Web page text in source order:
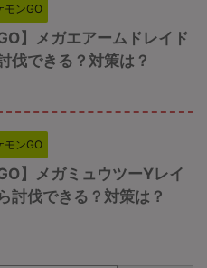
モンGO
】メガエアームドレイド
伐できる？対策は？
モンGO
】メガミュウツーYレイ
討伐できる？対策は？